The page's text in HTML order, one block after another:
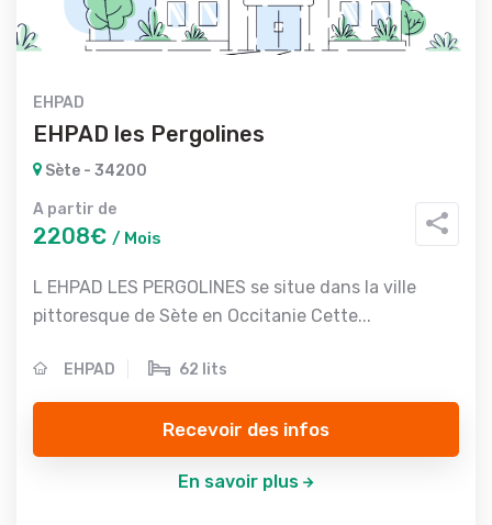
EHPAD
EHPAD les Pergolines
Sète - 34200
A partir de
2208€ / Mois
L EHPAD LES PERGOLINES se situe dans la ville
pittoresque de Sète en Occitanie Cette...
EHPAD 62 lits
Recevoir des infos
En savoir plus